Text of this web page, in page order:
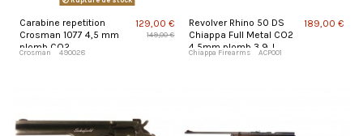
Carabine repetition
Crosman 1077 4,5 mm
plomb CO2
Crosman 490028
129,00 €
149,00 €
Revolver Rhino 50 DS
Chiappa Full Metal CO2
4,5mm plomb 3,9 J
Chiappa Firearms ACP001
189,00 €